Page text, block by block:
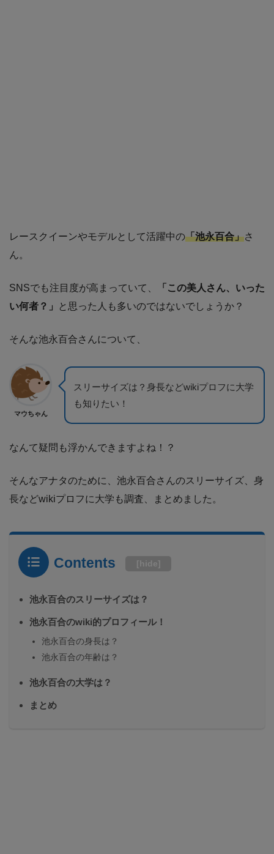
レースクイーンやモデルとして活躍中の「池永百合」さ
ん。
SNSでも注目度が高まっていて、
「この美人さん、いった
い何者？」
と思った人も多いのではないでしょうか？
そんな池永百合さんについて、
マウちゃん
スリーサイズは？身長などwikiプロフに大学
も知りたい！
なんて疑問も浮かんできますよね！？
そんなアナタのために、池永百合さんのスリーサイズ、身
長などwikiプロフに大学も調査、まとめました。
Contents [hide]
池永百合のスリーサイズは？
池永百合のwiki的プロフィール！
池永百合の身長は？
池永百合の年齢は？
池永百合の大学は？
まとめ